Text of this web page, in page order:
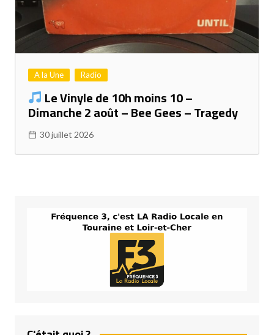
A la Une Radio
Le Vinyle de 10h moins 10 –
Dimanche 2 août – Bee Gees – Tragedy
30 juillet 2026